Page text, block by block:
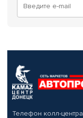
Телефон колл-центра